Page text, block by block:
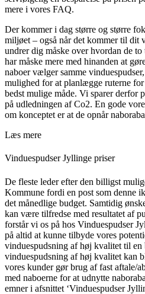
mere i vores FAQ.
Der kommer i dag større og større
miljøet – også når det kommer til dit
undrer dig måske over hvordan de
har måske mere med hinanden at
naboer vælger samme
mulighed for at planlægge ruterne for
bedst mulige måde. Vi sparer derfor
på udledningen af Co2. En gode
om konceptet er at de opnår
Læs mere
Vinduespudser Jyllinge priser
De fleste leder efter den billigst
Kommune fordi en post som denne
det månedlige budget. Samtidig
kan være tilfredse med resultatet af
forstår vi os på hos Vinduespudser
på altid at kunne tilbyde vores
vinduespudsning af høj kvalitet til
vinduespudsning af høj kvalitet kan
vores kunder gør brug af fast aftale/
med naboerne for at udnytte
emner i afsnittet ‘Vinduespudser